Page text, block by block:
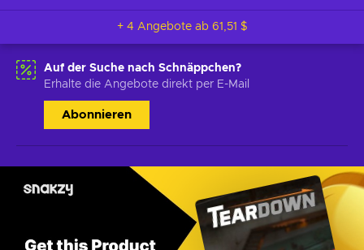
+ 4 Angebote ab 61,51 $
Auf der Suche nach Schnäppchen?
Erhalte die Angebote direkt per E-Mail
Abonnieren